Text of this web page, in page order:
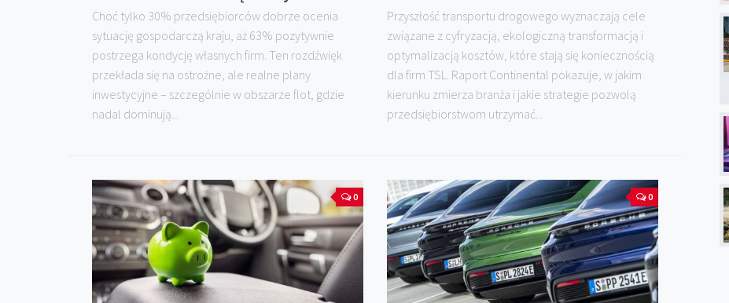
Choć tylko 30% przedsiębiorców dobrze ocenia
sytuację gospodarczą kraju, aż 63% pozytywnie
postrzega kondycję własnych firm. Ten rozdźwięk
przekłada się na ostrożne, ale realne plany
inwestycyjne – szczególnie w obszarze flot, gdzie
nadal dominują...
Przyszłość transportu drogowego wyznaczają cele
związane z cyfryzacją, ekologiczną transformacją i
optymalizacją kosztów, które stają się koniecznością
dla firm TSL. Raport Continental pokazuje, w jakim
kierunku zmierza branża i jakie strategie pozwolą
przedsiębiorstwom utrzymać...
0 0